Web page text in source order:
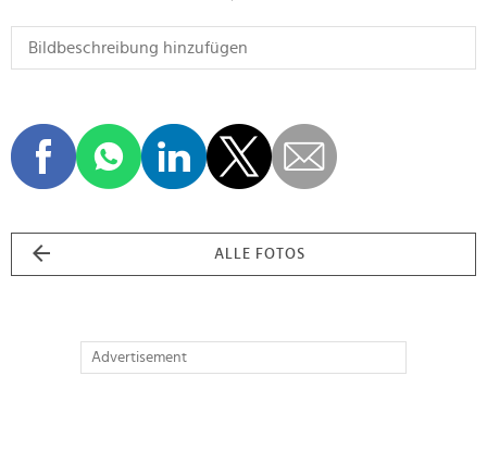
ALLE FOTOS
Advertisement